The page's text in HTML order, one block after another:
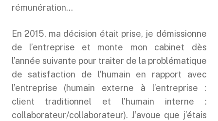
rémunération…
En 2015, ma décision était prise, je démissionne
de l’entreprise et monte mon cabinet dès
l’année suivante pour traiter de la problématique
de satisfaction de l’humain en rapport avec
l’entreprise (humain externe à l’entreprise :
client traditionnel et l’humain interne :
collaborateur/collaborateur). J’avoue que j’étais